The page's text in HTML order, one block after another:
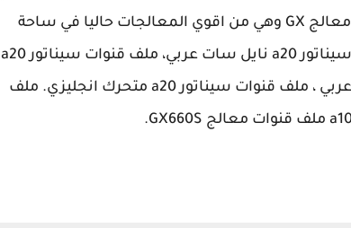
ومتحرك عربي ، رسيفر سيناتور A20 جهاز من أجهزة معالج GX وهي من اقوي المعالجات حاليا في ساحة
الرسيفرات بل وتنافس الصن بلص بقوه، ملف قنوات سيناتور a20 نايل سات عربي، ملف قنوات سيناتور a20
نايل سات انجليزي، ملف قنوات سيناتور a20 متحرك عربي ، ملف قنوات سيناتور a20 متحرك انجليزي. ملف